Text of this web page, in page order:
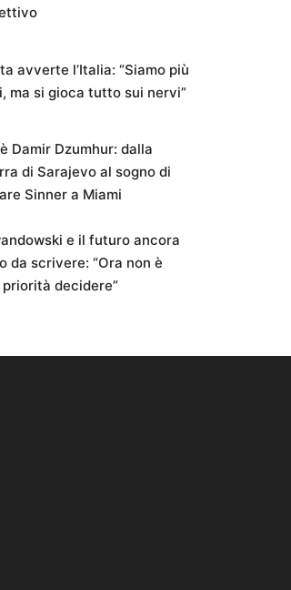
avverte l’Italia: “Siamo più
ma si gioca tutto sui nervi”
Damir Dzumhur: dalla
di Sarajevo al sogno di
Sinner a Miami
e il futuro ancora
da scrivere: “Ora non è
priorità decidere”